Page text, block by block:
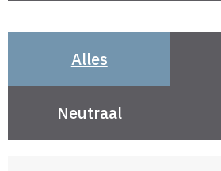
Alles
Neutraal